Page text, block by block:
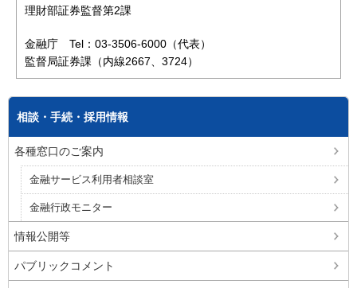
理財部証券監督第2課
金融庁 Tel：03-3506-6000（代表）
監督局証券課（内線2667、3724）
相談・手続・採用情報
各種窓口のご案内
金融サービス利用者相談室
金融行政モニター
情報公開等
パブリックコメント